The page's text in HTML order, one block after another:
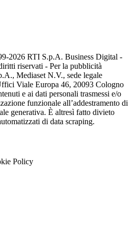
2026 RTI S.p.A. Business Digital -
riservati - Per la pubblicità
Mediaset N.V., sede legale
Viale Europa 46, 20093 Cologno
e ai dati personali trasmessi e/o
funzionale all’addestramento di
generativa. È altresì fatto divieto
di data scraping.
Policy